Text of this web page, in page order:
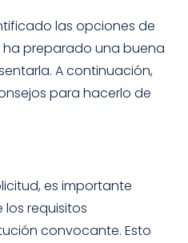
las opciones de
preparado una buena
A continuación,
para hacerlo de
es importante
requisitos
convocante. Esto